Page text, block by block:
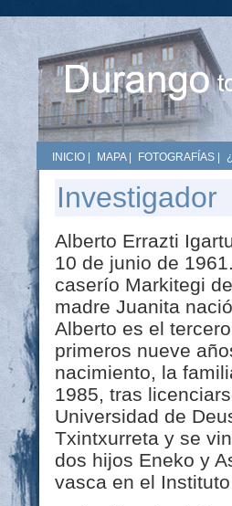
INICIO MAPA| FOTOGRAFÍAS
Investigador
Alberto Errazti
10 de junio de
caserío Markitegi
madre Juanita
Alberto es el
primeros nueve
nacimiento, la
1985, tras
Universidad de
Txintxurreta y se
dos hijos Eneko y
vasca en el